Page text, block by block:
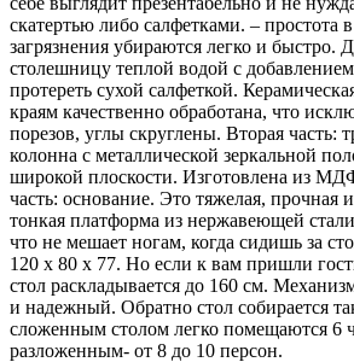
скатертью либо салфетками. – простота
загрязнения убираются легко и быстро.
столешницу теплой водой с
протереть сухой салфеткой.
краям качественно обработана, что
порезов, углы скруглены. Вторая часть:
колонна с металлической зеркальной
широкой плоскости. Изготовлена из
часть: основание. Это тяжелая, прочная
тонкая платформа из нержавеющей
что не мешает ногам, когда сидишь за
120 х 80 х 77. Но если к вам пришли
стол раскладывается до 160 см.
и надежный. Обратно стол собирается
сложенным столом легко помещаются 6
разложенным- от 8 до 10 персон.